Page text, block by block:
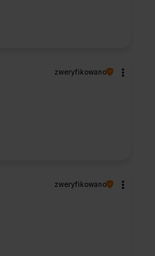
zweryfikowano
zweryfikowano